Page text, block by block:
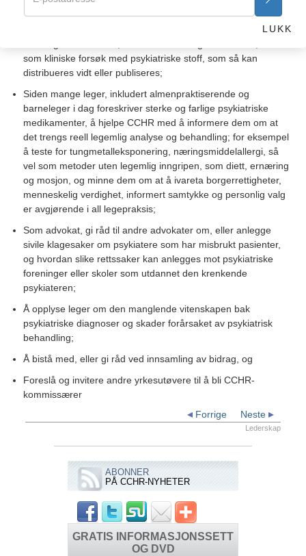
som kliniske forsøk med psykiatriske stoff, som så kan
distribueres vidt eller publiseres;
Siden mange leger, inkludert almenpraktiserende og
barneleger i dag foreskriver sterke og farlige psykiatriske
medikamenter, å hjelpe CCHR med å informere dem om at
det trengs reell legemlig analyse og behandling; for eksempel
å teste for tungmetalleksponering, næringsmiddelallergi, så
vel som metoder uten legemlig inngripen, som diett, ernæring
og mosjon, og minne dem om at å ivareta borgerrettigheter,
menneskelig verdighet, informert samtykke og personlig valg
er avgjørende i all legepraksis;
Som advokat, gi råd til andre advokater om, eller anlegge
sivile klagesaker om psykiatere som har misbrukt pasienter,
og hvordan slike rettssaker kan anlegges mot psykiatriske
foreninger eller skoler som utdannet den krenkende
psykiateren;
Å opplyse leger om den manglende vitenskapen bak
psykiatriske diagnoser og skader forårsaket av psykiatrisk
behandling;
Å bistå med, eller gi råd ved innsamling av bidrag, og
Foreslå og invitere andre yrkesutøvere til å bli CCHR-
kommissærer
Neste
Forrige
Lederskap
ABONNER
PÅ CCHR-NYHETER
GRATIS INFORMASJONSSETT
OG DVD
LUKK